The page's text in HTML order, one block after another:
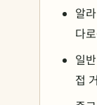
알
다
일
접